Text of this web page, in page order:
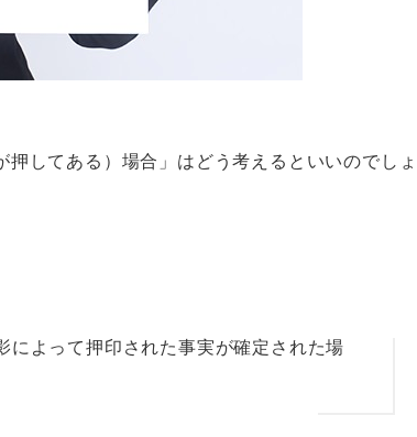
してある）場合」はどう考えるといいのでしょ
によって押印された事実が確定された場